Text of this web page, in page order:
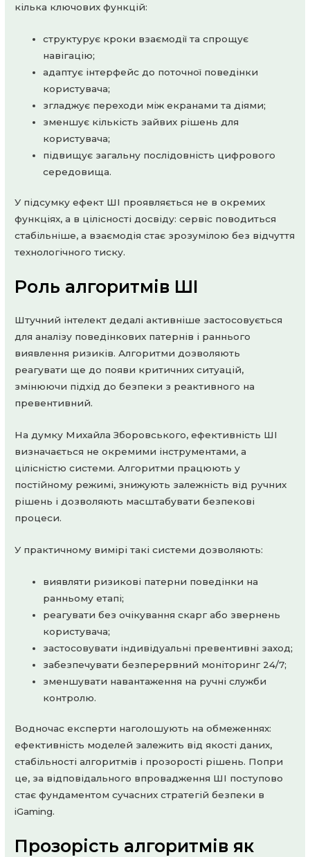
кілька ключових функцій:
структурує кроки взаємодії та спрощує
навігацію;
адаптує інтерфейс до поточної поведінки
користувача;
згладжує переходи між екранами та діями;
зменшує кількість зайвих рішень для
користувача;
підвищує загальну послідовність цифрового
середовища.
У підсумку ефект ШІ проявляється не в окремих
функціях, а в цілісності досвіду: сервіс поводиться
стабільніше, а взаємодія стає зрозумілою без відчуття
технологічного тиску.
Роль алгоритмів ШІ
Штучний інтелект дедалі активніше застосовується
для аналізу поведінкових патернів і раннього
виявлення ризиків. Алгоритми дозволяють
реагувати ще до появи критичних ситуацій,
змінюючи підхід до безпеки з реактивного на
превентивний.
На думку Михайла Зборовського, ефективність ШІ
визначається не окремими інструментами, а
цілісністю системи. Алгоритми працюють у
постійному режимі, знижують залежність від ручних
рішень і дозволяють масштабувати безпекові
процеси.
У практичному вимірі такі системи дозволяють:
виявляти ризикові патерни поведінки на
ранньому етапі;
реагувати без очікування скарг або звернень
користувача;
застосовувати індивідуальні превентивні заход;
забезпечувати безперервний моніторинг 24/7;
зменшувати навантаження на ручні служби
контролю.
Водночас експерти наголошують на обмеженнях:
ефективність моделей залежить від якості даних,
стабільності алгоритмів і прозорості рішень. Попри
це, за відповідального впровадження ШІ поступово
стає фундаментом сучасних стратегій безпеки в
iGaming.
Прозорість алгоритмів як